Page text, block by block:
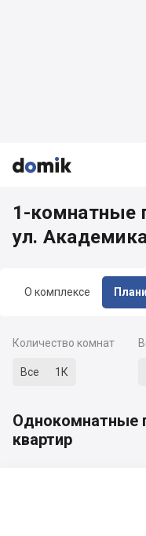



О комплексе
1-комнатные
ул.
Количество комнат
Все 1К
Однокомнатные
квартир